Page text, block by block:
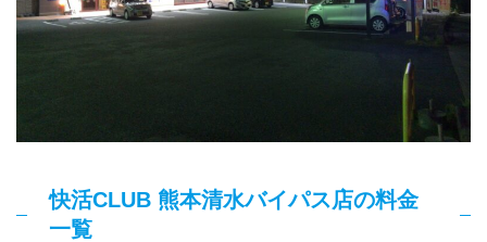
快活CLUB 熊本清水バイパス店の料金
一覧